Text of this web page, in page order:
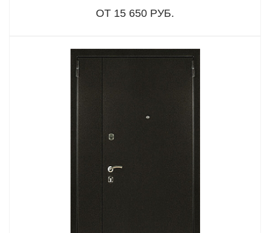
ОТ 15 650 РУБ.